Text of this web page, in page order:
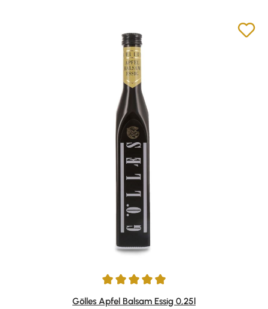
Durchschnittliche Bewertung von 4.89 von 5 Sternen
Gölles Apfel Balsam Essig 0,25l